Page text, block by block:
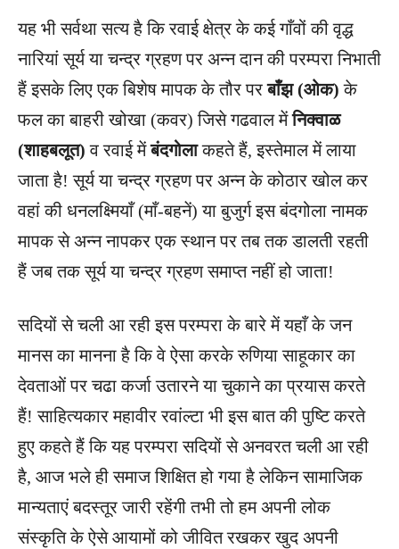
यह भी सर्वथा सत्य है कि रवाई क्षेत्र के कई गाँवों की वृद्ध
नारियां सूर्य या चन्द्र ग्रहण पर अन्न दान की परम्परा निभाती
हैं इसके लिए एक बिशेष मापक के तौर परबाँझ (ओक) के
फल का बाहरी खोखा (कवर) जिसे गढवाल मेंनिक्वाळ
(शाहबलूत) व रवाई मेंबंदगोलाकहते हैं, इस्तेमाल में लाया
जाता है! सूर्य या चन्द्र ग्रहण पर अन्न के कोठार खोल कर
वहां की धनलक्ष्मियाँ (माँ-बहनें) या बुजुर्ग इस बंदगोला नामक
मापक से अन्न नापकर एक स्थान पर तब तक डालती रहती
हैं जब तक सूर्य या चन्द्र ग्रहण समाप्त नहीं हो जाता!
सदियों से चली आ रही इस परम्परा के बारे में यहाँ के जन
मानस का मानना है कि वे ऐसा करके रुणिया साहूकार का
देवताओं पर चढा कर्जा उतारने या चुकाने का प्रयास करते
हैं! साहित्यकार महावीर रवांल्टा भी इस बात की पुष्टि करते
हुए कहते हैं कि यह परम्परा सदियों से अनवरत चली आ रही
है, आज भले ही समाज शिक्षित हो गया है लेकिन सामाजिक
मान्यताएं बदस्तूर जारी रहेंगी तभी तो हम अपनी लोक
संस्कृति के ऐसे आयामों को जीवित रखकर खुद अपनी